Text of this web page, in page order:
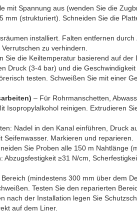
mit Spannung aus (wenden Sie die
(strukturiert). Schneiden Sie die
installiert. Falten entfernen
zu verhindern.
Sie die Keiltemperatur basierend auf der
Druck (3-4 bar) und die Geschwindigkeit
testen. Schweißen Sie mit einer
– Für Rohrmanschetten,
Isopropylalkohol reinigen. Extrudieren
Nadel in den Kanal einführen, Druck
Markieren und reparieren.
Sie Proben alle 150 m Nahtlänge
≥31 N/cm,
(mindestens 300 mm über dem
Testen Sie den reparierten
nach der Installation legen Sie
auf dem Liner.